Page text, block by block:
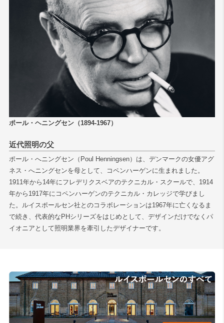
検索
ポール・ヘニングセン（1894-1967）
近代照明の父
ポール・へニングセン（Poul Henningsen）は、デンマークの女優アグ
ネス・へニングセンを母として、コペンハーゲンに生まれました。
1911年から14年にフレデリクスベアのテクニカル・スクールで、1914
年から1917年にコペンハーゲンのテクニカル・カレッジで学びまし
た。ルイスポールセン社とのコラボレーションは1967年に亡くなるま
で続き、代表的なPHシリーズをはじめとして、デザインだけでなくパ
イオニアとして照明業界を牽引したデザイナーです。